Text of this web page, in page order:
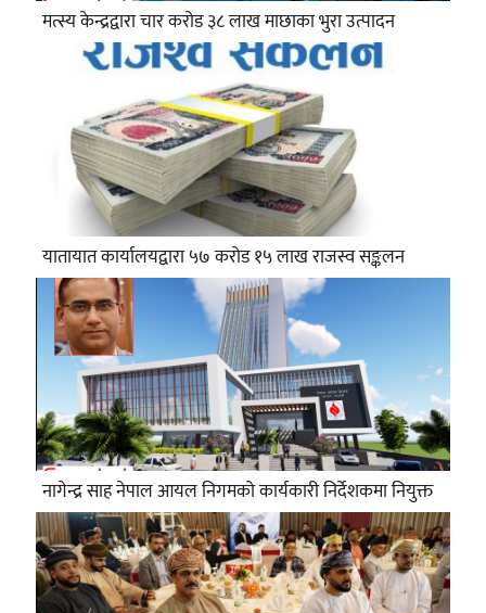
मत्स्य केन्द्रद्वारा चार करोड ३८ लाख माछाका भुरा उत्पादन
यातायात कार्यालयद्वारा ५७ करोड १५ लाख राजस्व सङ्कलन
नागेन्द्र साह नेपाल आयल निगमको कार्यकारी निर्देशकमा नियुक्त